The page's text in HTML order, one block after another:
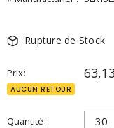
Rupture de Stock
Prix
AUCUN RETOUR
Quantité